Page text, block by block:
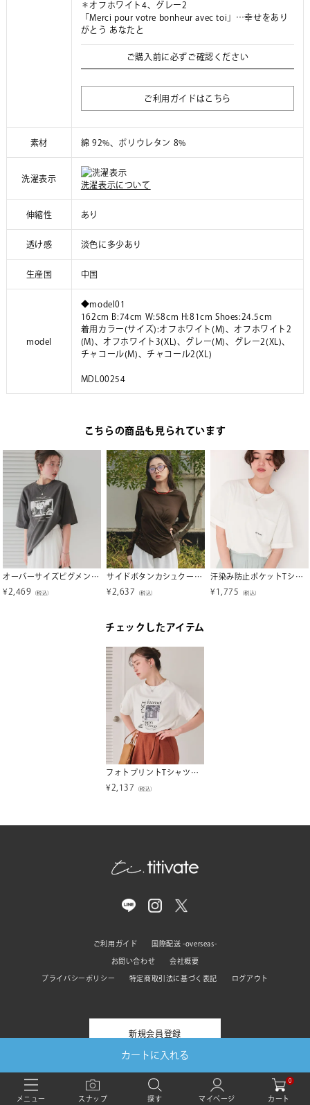
カートに入れる
メニュー スナップ 探す マイページ カート
0
＊オフホワイト4、グレー2
「Merci pour votre bonheur avec toi」…幸せをあり
がとう あなたと
ご購入前に必ずご確認ください
ご利用ガイドはこちら
素材 綿 92%、ポリウレタン 8%
洗濯表示
洗濯表示について
伸縮性 あり
透け感 淡色に多少あり
生産国 中国
model
◆model01
162cm B:74cm W:58cm H:81cm Shoes:24.5cm
着用カラー(サイズ):オフホワイト(M)、オフホワイト2
(M)、オフホワイト3(XL)、グレー(M)、グレー2(XL)、
チャコール(M)、チャコール2(XL)
MDL00254
こちらの商品も見られています
オーバーサイズピグメントフォトプリントTシャツ【メール便可／100】
¥ 2,469 （税込）
サイドボタンカシュクールトップス【miette ミエット】【メール便可／100】
¥ 2,637 （税込）
汗染み防止ポケットTシャツ【メール便可／100】
¥ 1,775 （税込）
チェックしたアイテム
フォトプリントTシャツ【メール便可／90】
¥ 2,137 （税込）
ご利用ガイド 国際配送 -overseas-
お問い合わせ 会社概要
プライバシーポリシー 特定商取引法に基づく表記 ログアウト
新規会員登録
© titivate All rights reserved